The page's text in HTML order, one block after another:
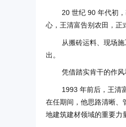
20 世纪 90 年代初
心，王清富告别农田，正
从搬砖运料、现场
出。
凭借踏实肯干的作
1993 年前后，王清
在任期间，他思路清晰、
地建筑建材领域的重要力